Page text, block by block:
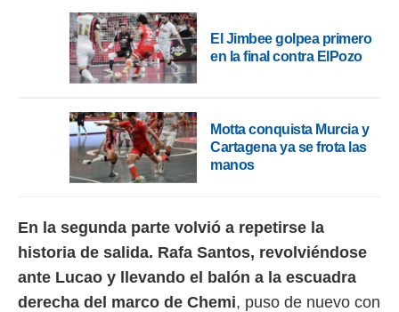
de
de
uso de
El Jimbee golpea primero
en la final contra ElPozo
Motta conquista Murcia y
Cartagena ya se frota las
manos
En la segunda parte volvió a repetirse la
historia de salida. Rafa Santos, revolviéndose
ante Lucao y llevando el balón a la escuadra
derecha del marco de Chemi, puso de nuevo con